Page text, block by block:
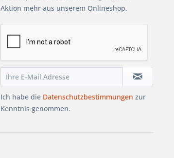
Aktion mehr aus unserem Onlineshop.
Ich habe die Datenschutzbestimmungen zur
Kenntnis genommen.